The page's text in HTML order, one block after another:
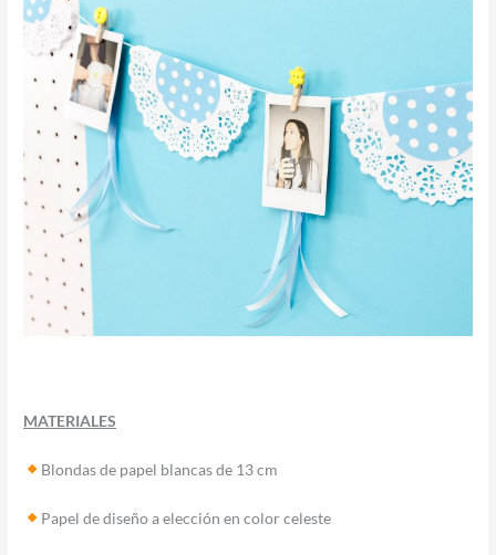
MATERIALES
Blondas de papel blancas de 13 cm
Papel de diseño a elección en color celeste